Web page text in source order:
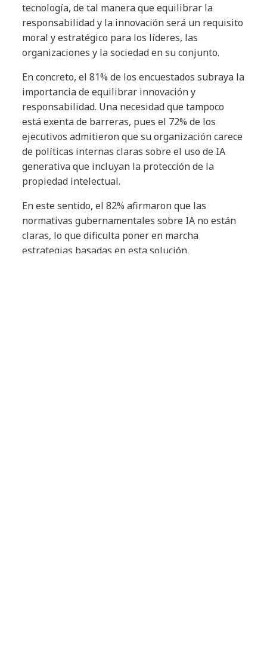
tecnología, de tal manera que equilibrar la
responsabilidad y la innovación será un requisito
moral y estratégico para los líderes, las
organizaciones y la sociedad en su conjunto.
En concreto, el 81% de los encuestados subraya la
importancia de equilibrar innovación y
responsabilidad. Una necesidad que tampoco
está exenta de barreras, pues el 72% de los
ejecutivos admitieron que su organización carece
de políticas internas claras sobre el uso de IA
generativa que incluyan la protección de la
propiedad intelectual.
En este sentido, el 82% afirmaron que las
normativas gubernamentales sobre IA no están
claras, lo que dificulta poner en marcha
estrategias basadas en esta solución,